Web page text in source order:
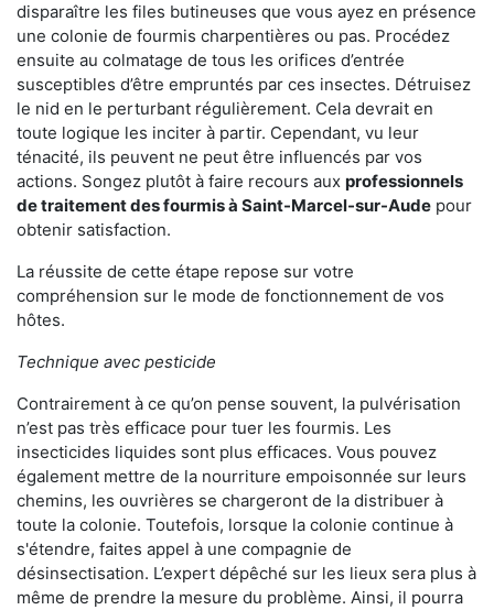
disparaître les files butineuses que vous ayez en présence
une colonie de fourmis charpentières ou pas. Procédez
ensuite au colmatage de tous les orifices d’entrée
susceptibles d’être empruntés par ces insectes. Détruisez
le nid en le perturbant régulièrement. Cela devrait en
toute logique les inciter à partir. Cependant, vu leur
ténacité, ils peuvent ne peut être influencés par vos
actions. Songez plutôt à faire recours aux professionnels
de traitement des fourmis à Saint-Marcel-sur-Aude pour
obtenir satisfaction.
La réussite de cette étape repose sur votre
compréhension sur le mode de fonctionnement de vos
hôtes.
Technique avec pesticide
Contrairement à ce qu’on pense souvent, la pulvérisation
n’est pas très efficace pour tuer les fourmis. Les
insecticides liquides sont plus efficaces. Vous pouvez
également mettre de la nourriture empoisonnée sur leurs
chemins, les ouvrières se chargeront de la distribuer à
toute la colonie. Toutefois, lorsque la colonie continue à
s'étendre, faites appel à une compagnie de
désinsectisation. L’expert dépêché sur les lieux sera plus à
même de prendre la mesure du problème. Ainsi, il pourra